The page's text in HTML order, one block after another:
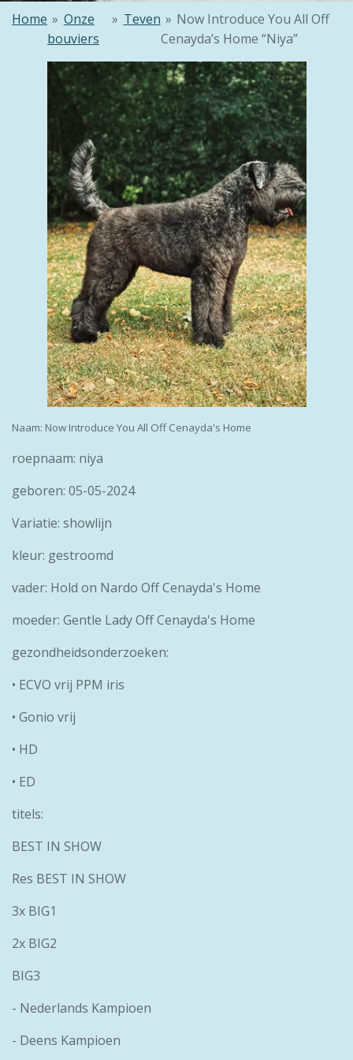
Home » Onze
bouviers
» Teven » Now Introduce You All Off
Cenayda’s Home “Niya”
Naam: Now Introduce You All Off Cenayda's Home
roepnaam: niya
geboren: 05-05-2024
Variatie: showlijn
kleur: gestroomd
vader: Hold on Nardo Off Cenayda's Home
moeder: Gentle Lady Off Cenayda's Home
gezondheidsonderzoeken:
• ECVO vrij PPM iris
• Gonio vrij
• HD
• ED
titels:
BEST IN SHOW
Res BEST IN SHOW
3x BIG1
2x BIG2
BIG3
- Nederlands Kampioen
- Deens Kampioen